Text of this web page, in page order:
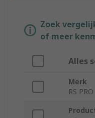
Zoek
of meer
Alles
Merk
RS PRO